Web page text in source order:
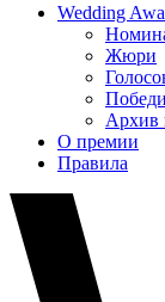
Wedding
Жюри
Архив
О премии
Правила